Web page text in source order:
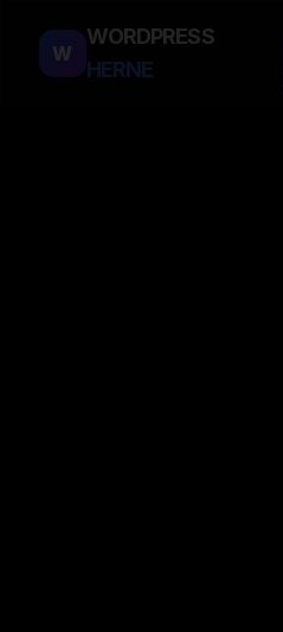
W
WORDPRESS
HERNE